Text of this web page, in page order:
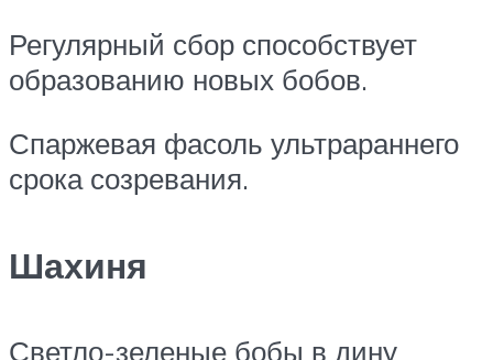
Регулярный сбор способствует
образованию новых бобов.
Спаржевая фасоль ультрараннего
срока созревания.
Шахиня
Светло-зеленые бобы в дину